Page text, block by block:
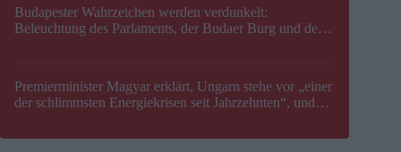
Budapester Wahrzeichen werden verdunkelt:
Beleuchtung des Parlaments, der Budaer Burg und der
Premierminister Magyar erklärt, Ungarn stehe vor „einer
der schlimmsten Energiekrisen seit Jahrzehnten“, und